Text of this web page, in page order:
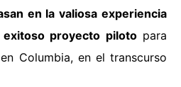
en la valiosa experiencia
proyecto pilotopara
Columbia, en el transcurso